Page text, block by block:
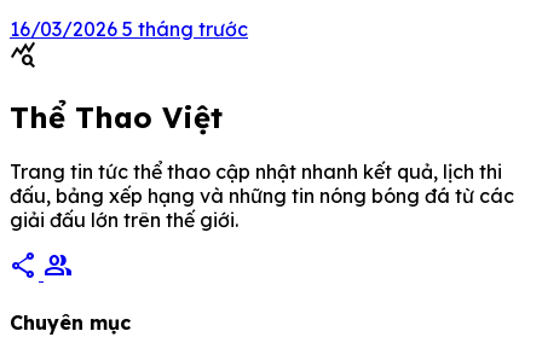
thủ RB Leipzig và để thua […]
16/03/2026 5 tháng trước
query_stats
Thể Thao Việt
Trang tin tức thể thao cập nhật nhanh kết quả, lịch thi
đấu, bảng xếp hạng và những tin nóng bóng đá từ các
giải đấu lớn trên thế giới.
share group
Chuyên mục